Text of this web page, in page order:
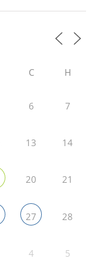
С Н
6 7
13 14
20 21
27 28
4 5